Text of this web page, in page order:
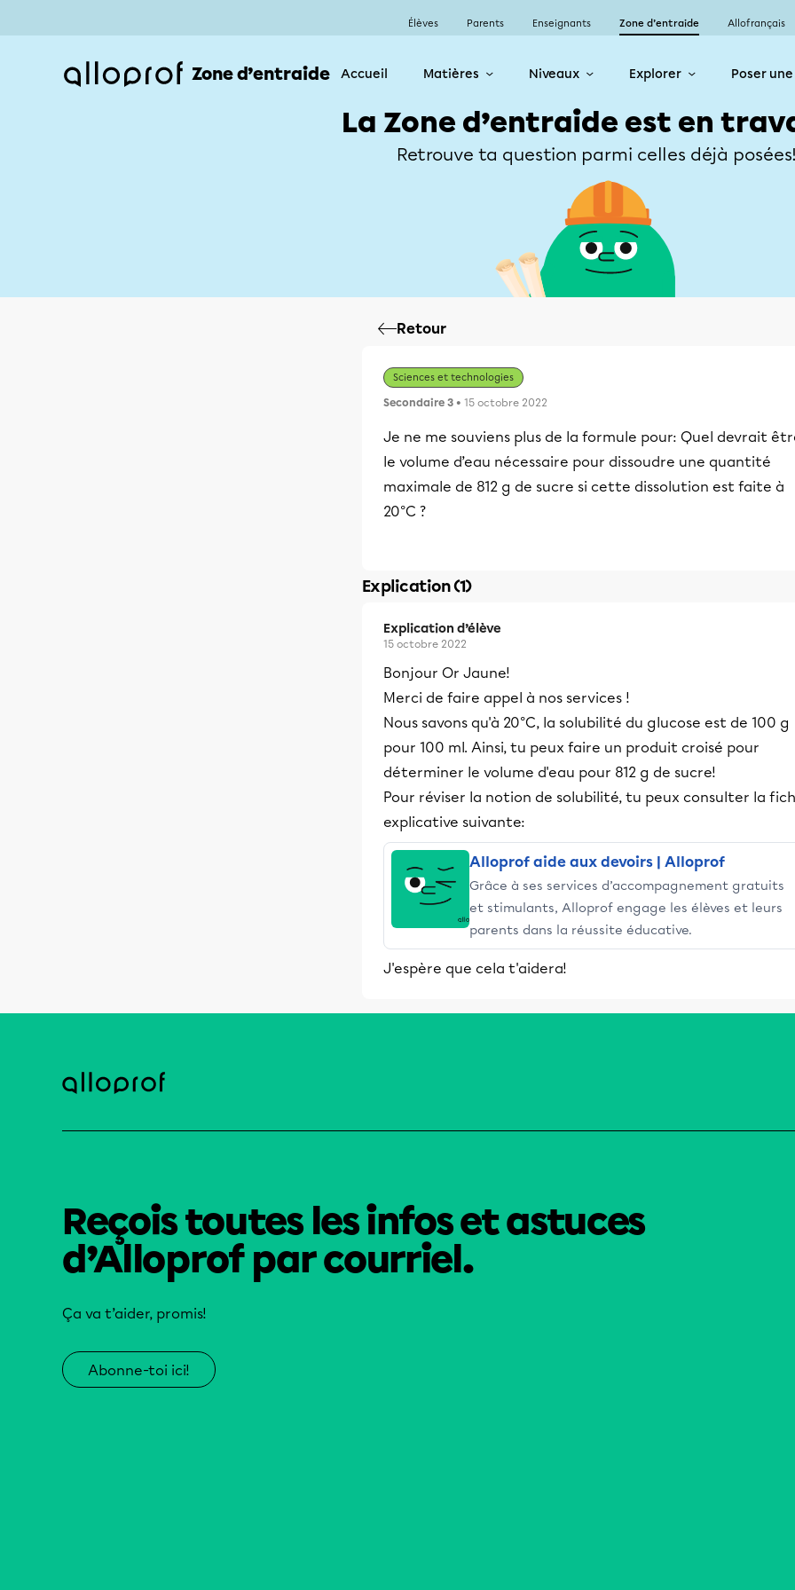
Élèves Parents Enseignants Zone d’entraide Allofrançais
Zone d’entraide Accueil Matières Niveaux Explorer Poser
La Zone d’entraide est en
Retrouve ta question parmi celles déjà
Retour
Sciences et technologies
Secondaire 3 • 15 octobre 2022
Je ne me souviens plus de la formule pour: Quel devrait
le volume d’eau nécessaire pour dissoudre une quantité
maximale de 812 g de sucre si cette dissolution est faite à
20°C ?
Explication (1)
Explication d’élève
15 octobre 2022
Bonjour Or Jaune!
Merci de faire appel à nos services !
Nous savons qu'à 20°C, la solubilité du glucose est de 100 g
pour 100 ml. Ainsi, tu peux faire un produit croisé pour
déterminer le volume d'eau pour 812 g de sucre!
Pour réviser la notion de solubilité, tu peux consulter la
explicative suivante:
Alloprof aide aux devoirs | Alloprof
Grâce à ses services d’accompagnement gratuits
et stimulants, Alloprof engage les élèves et leurs
parents dans la réussite éducative.
J'espère que cela t'aidera!
Reçois toutes les infos et astuces
d’Alloprof par courriel.
Ça va t’aider, promis!
Abonne-toi ici!